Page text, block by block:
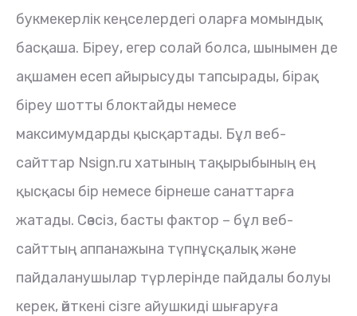
букмекерлік кеңселердегі оларға момындық
басқаша. Біреу, егер солай болса, шынымен де
ақшамен есеп айырысуды тапсырады, бірақ
біреу шотты блоктайды немесе
максимумдарды қысқартады. Бұл веб-
сайттар Nsign.ru хатының тақырыбының ең
қысқасы бір немесе бірнеше санаттарға
жатады. Сөзсіз, басты фактор – бұл веб-
сайттың аппанажына түпнұсқалық және
пайдаланушылар түрлерінде пайдалы болуы
керек, өйткені сізге айушкиді шығаруға